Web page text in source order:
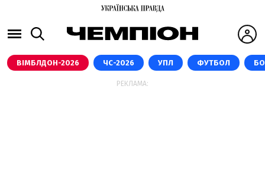
ВІМБЛДОН-2026 ЧС-2026 УПЛ ФУТБОЛ
РЕКЛАМА: